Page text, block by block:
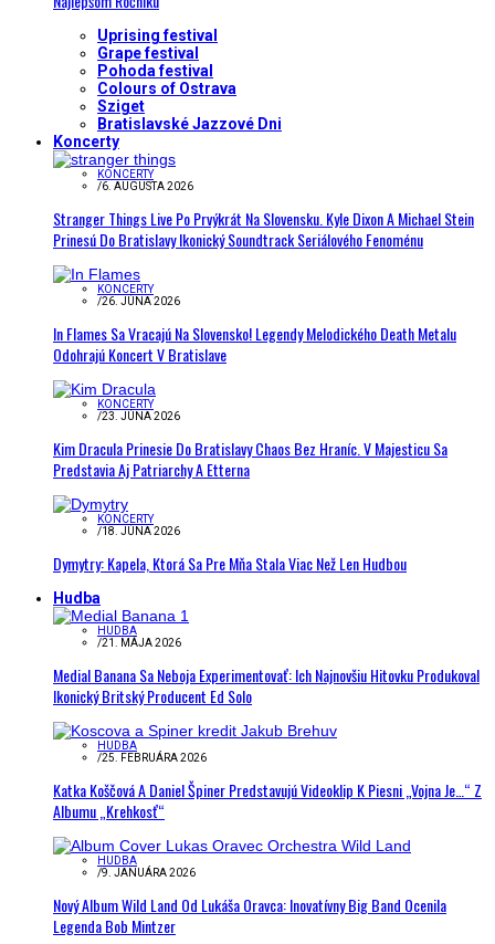
Uprising festival
Grape festival
Pohoda festival
Colours of Ostrava
Sziget
Bratislavské Jazzové Dni
Koncerty
KONCERTY
/6. AUGUSTA 2026
Stranger Things Live Po Prvýkrát Na Slovensku. Kyle Dixon A Michael Stein
Prinesú Do Bratislavy Ikonický Soundtrack Seriálového Fenoménu
KONCERTY
/26. JÚNA 2026
In Flames Sa Vracajú Na Slovensko! Legendy Melodického Death Metalu
Odohrajú Koncert V Bratislave
KONCERTY
/23. JÚNA 2026
Kim Dracula Prinesie Do Bratislavy Chaos Bez Hraníc. V Majesticu Sa
Predstavia Aj Patriarchy A Etterna
KONCERTY
/18. JÚNA 2026
Dymytry: Kapela, Ktorá Sa Pre Mňa Stala Viac Než Len Hudbou
Hudba
HUDBA
/21. MÁJA 2026
Medial Banana Sa Neboja Experimentovať: Ich Najnovšiu Hitovku Produkoval
Ikonický Britský Producent Ed Solo
HUDBA
/25. FEBRUÁRA 2026
Katka Koščová A Daniel Špiner Predstavujú Videoklip K Piesni „Vojna Je…“ Z
Albumu „Krehkosť“
HUDBA
/9. JANUÁRA 2026
Nový Album Wild Land Od Lukáša Oravca: Inovatívny Big Band Ocenila
Legenda Bob Mintzer